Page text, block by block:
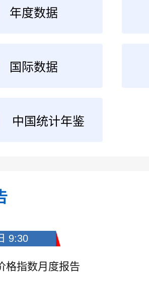
年度数据
国际数据
中国统计年鉴
9:30
格指数月度报告